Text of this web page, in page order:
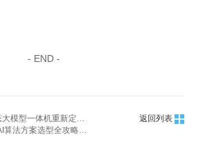
- END -
上一篇：一台顶十台！多态大模型一体机重新定义企业算力
返回列表
下一篇：2026年区域入侵AI算法方案选型全攻略：风口落地·技术选型·场景适配